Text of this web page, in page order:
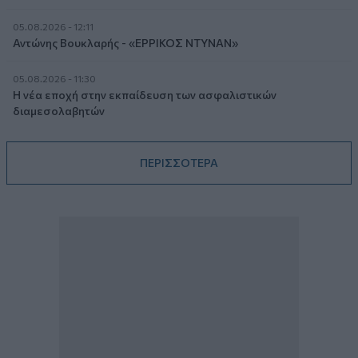
05.08.2026 - 12:11
Αντώνης Βουκλαρής - «ΕΡΡΙΚΟΣ ΝΤΥΝΑΝ»
05.08.2026 - 11:30
Η νέα εποχή στην εκπαίδευση των ασφαλιστικών
διαμεσολαβητών
ΠΕΡΙΣΣΟΤΕΡΑ